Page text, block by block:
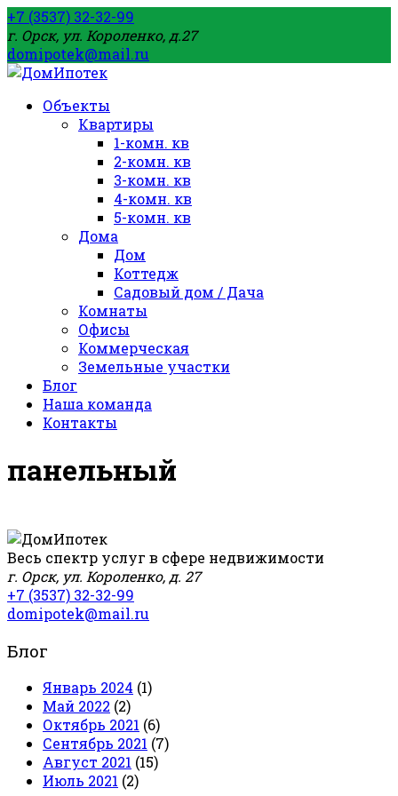
+7 (3537) 32-32-99
г. Орск, ул. Короленко, д.27
domipotek@mail.ru
Объекты
Квартиры
1-комн. кв
2-комн. кв
3-комн. кв
4-комн. кв
5-комн. кв
Дома
Дом
Коттедж
Садовый дом / Дача
Комнаты
Офисы
Коммерческая
Земельные участки
Блог
Наша команда
Контакты
панельный
Весь спектр услуг в сфере недвижимости
г. Орск, ул. Короленко, д. 27
+7 (3537) 32-32-99
domipotek@mail.ru
Блог
Январь 2024 (1)
Май 2022 (2)
Октябрь 2021 (6)
Сентябрь 2021 (7)
Август 2021 (15)
Июль 2021 (2)